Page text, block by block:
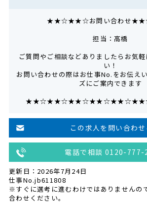
★★☆★★☆お問い合わせ
担当：高橋
ご質問やご相談などありましたらお気
い！
お問い合わせの際はお仕事No.をお伝え
ズにご案内できます
この求人を問い合わせ
電話で相談 0120-777-
更新日：2026年7月24日
仕事No.jb611808
※すぐに選考に進むわけではありませんの
合わせください。